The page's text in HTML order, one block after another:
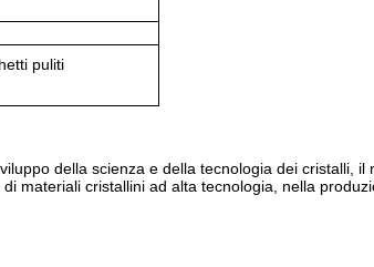
puliti
della scienza e della tecnologia dei cristalli, il
materiali cristallini ad alta tecnologia, nella